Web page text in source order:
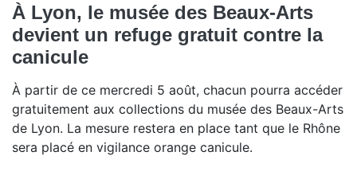
À Lyon, le musée des Beaux-Arts
devient un refuge gratuit contre la
canicule
À partir de ce mercredi 5 août, chacun pourra accéder
gratuitement aux collections du musée des Beaux-Arts
de Lyon. La mesure restera en place tant que le Rhône
sera placé en vigilance orange canicule.